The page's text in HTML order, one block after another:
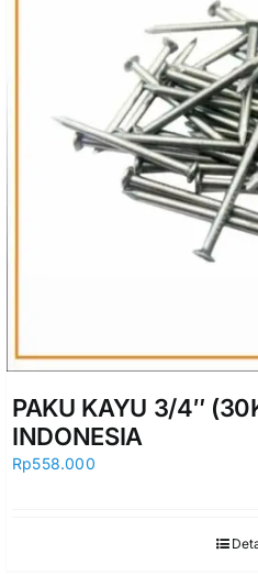
PAKU KAYU 3/4″
INDONESIA
Rp558.000